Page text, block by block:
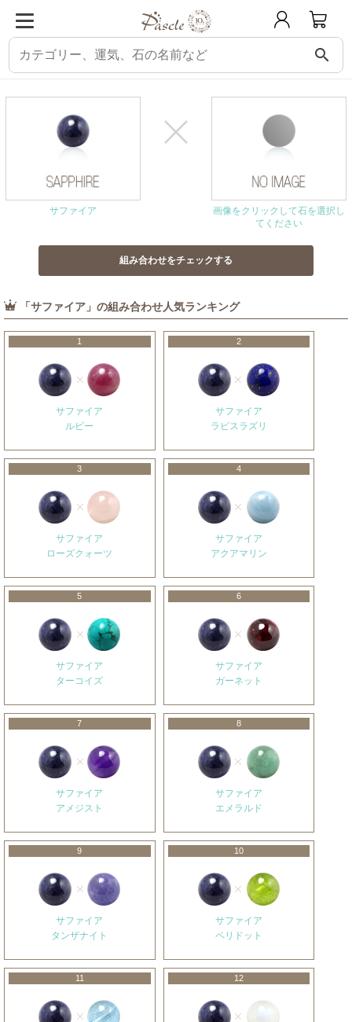
search
パスクル 組み合わせ・相性チェック サファイアと相性の良い石
サファイア
画像をクリックして石を選択し
てください
「サファイア」の組み合わせ人気ランキング
1
サファイア
ルビー
2
サファイア
ラピスラズリ
3
サファイア
ローズクォーツ
4
サファイア
アクアマリン
5
サファイア
ターコイズ
6
サファイア
ガーネット
7
サファイア
アメジスト
8
サファイア
エメラルド
9
サファイア
タンザナイト
10
サファイア
ペリドット
11 12